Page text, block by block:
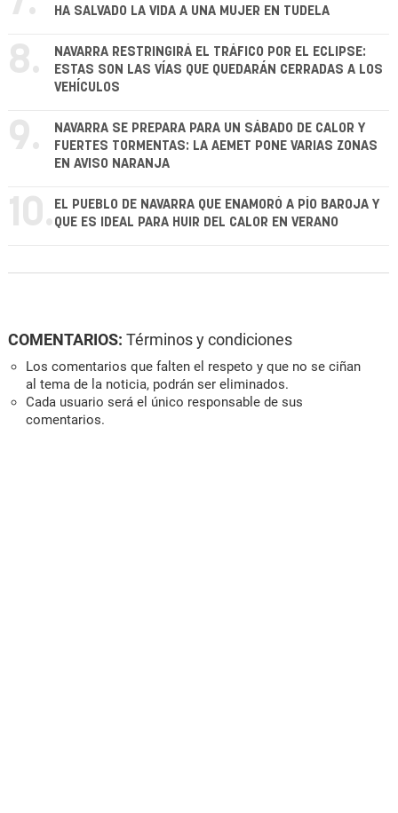
HA SALVADO LA VIDA A UNA MUJER EN TUDELA
8.
NAVARRA RESTRINGIRÁ EL TRÁFICO POR EL ECLIPSE:
ESTAS SON LAS VÍAS QUE QUEDARÁN CERRADAS A LOS
VEHÍCULOS
9.
NAVARRA SE PREPARA PARA UN SÁBADO DE CALOR Y
FUERTES TORMENTAS: LA AEMET PONE VARIAS ZONAS
EN AVISO NARANJA
10. EL PUEBLO DE NAVARRA QUE ENAMORÓ A PÍO BAROJA Y
QUE ES IDEAL PARA HUIR DEL CALOR EN VERANO
COMENTARIOS: Términos y condiciones
Los comentarios que falten el respeto y que no se ciñan
al tema de la noticia, podrán ser eliminados.
Cada usuario será el único responsable de sus
comentarios.